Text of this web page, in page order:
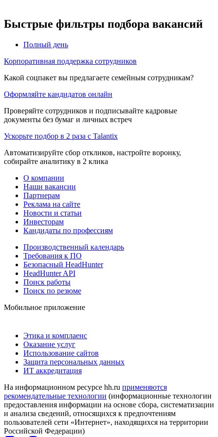
Быстрые фильтры подбора вакансий
Полный день
Корпоративная поддержка сотрудников
Какой соцпакет вы предлагаете семейным сотрудникам?
Оформляйте кандидатов онлайн
Проверяйте сотрудников и подписывайте кадровые
документы без бумаг и личных встреч
Ускорьте подбор в 2 раза с Talantix
Автоматизируйте сбор откликов, настройте воронку,
собирайте аналитику в 2 клика
О компании
Наши вакансии
Партнерам
Реклама на сайте
Новости и статьи
Инвесторам
Кандидаты по профессиям
Производственный календарь
Требования к ПО
Безопасный HeadHunter
HeadHunter API
Поиск работы
Поиск по резюме
Мобильное приложение
Этика и комплаенс
Оказание услуг
Использование сайтов
Защита персональных данных
ИТ аккредитация
На информационном ресурсе hh.ru применяются
рекомендательные технологии (информационные технологии
предоставления информации на основе сбора, систематизации
и анализа сведений, относящихся к предпочтениям
пользователей сети «Интернет», находящихся на территории
Российской Федерации)